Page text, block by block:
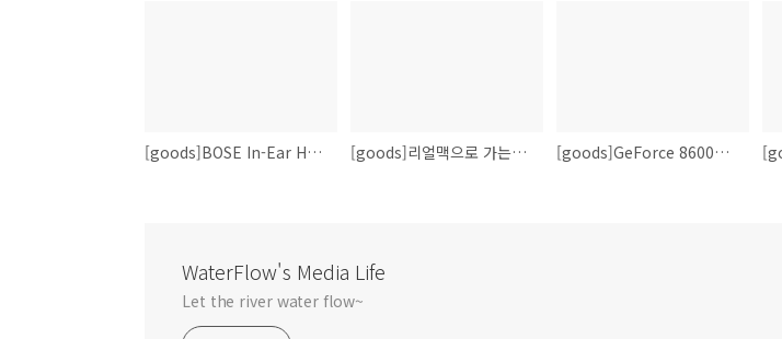
[goods]BOSE In-Ear Headphone A/S 서비스 [goods]리얼맥으로 가는길 맥북프로 구입!!! [goods]GeForce 8600GT 구매
WaterFlow's Media Life
Let the river water flow~